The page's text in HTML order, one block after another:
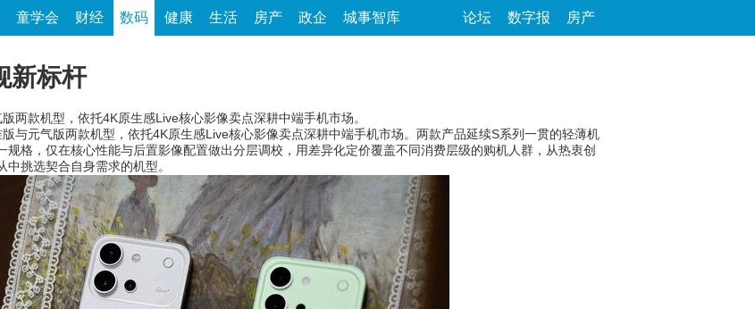
童学会 财经 数码 健康 生活 房产 政企 城事智库 论坛 数字报 房产
新标杆
两款机型，依托4K原生感Live核心影像卖点深耕中端手机市场。
元气版两款机型，依托4K原生感Live核心影像卖点深耕中端手机市场。两款产品延续S系列一贯的轻薄机
格，仅在核心性能与后置影像配置做出分层调校，用差异化定价覆盖不同消费层级的购机人群，从热衷创
挑选契合自身需求的机型。